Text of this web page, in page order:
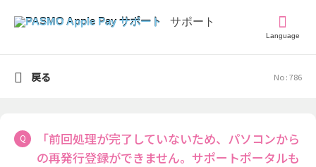
Language
No : 786
「前回処理が完了していないため、パソコンから
の再発行登録ができません。サポートポータルも
戻る